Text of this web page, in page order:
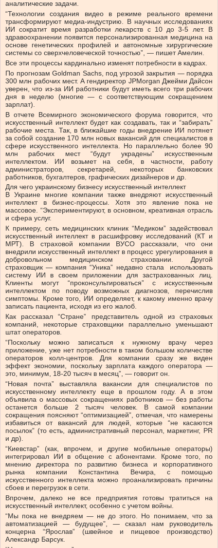
аналитические задачи.
“Технологии создания видео в режиме реального времени
трансформируют медиа-индустрию. В научных исследованиях
ИИ сократит время разработки лекарств с 10 до 3-5 лет. В
здравоохранении появится персонализированная медицина на
основе генетических профилей и автономные хирургические
системы со сверхчеловеческой точностью”, — пишет Амелин.
Все эти процессы кардинально изменят потребности в кадрах.
По прогнозам Goldman Sachs, под угрозой закрытия — порядка
300 млн рабочих мест. А гендиректор JPMorgan Джейми Дайсон
уверен, что из-за ИИ работники будут иметь всего три рабочих
дня в неделю (многие — с соответствующим сокращением
зарплат).
В отчете Всемирного экономического форума говорится, что
искусственный интеллект будет как создавать, так и “забирать”
рабочие места. Так, в ближайшие годы внедрение ИИ потянет
за собой создание 170 млн новых вакансий для специалистов в
сфере искусственного интеллекта. Но параллельно более 90
млн рабочих мест “будут украдены” искусственным
интеллектом. ИИ возьмет на себя, в частности, работу
администраторов, секретарей, некоторых банковских
работников, бухгалтеров, графических дизайнеров и др.
Для чего украинскому бизнесу искусственный интеллект
В Украине многие компании также внедряют искусственный
интеллект в бизнес-процессы. Хотя это явление пока не
массовое. “Экспериментируют, в основном, креативная отрасль
и сфера услуг.
К примеру, сеть медицинских клиник “Медиком” задействовал
искусственный интеллект в расшифровку исследований (КТ и
МРТ). В страховой компании ВУСО рассказали, что они
внедрили искусственный интеллект в процесс урегулирования в
добровольном медицинском страховании. Другой
страховщик — компания “Уника” недавно стала использовать
систему ИИ в своем приложении для застрахованных лиц.
Клиенты могут “проконсультироваться” с искусственным
интеллектом по поводу возможных диагнозов, перечислив
симптомы. Кроме того, ИИ определяет, к какому именно врачу
записать пациента, исходя из его жалоб.
Как рассказал “Стране” представитель одной из страховых
компаний, некоторые страховщики параллельно уменьшают
штат операторов.
“Поскольку можно записаться к нужному врачу через
приложение, уже нет потребности в таком большом количестве
операторов колл-центров. Для компании сразу же виден
эффект экономии, поскольку зарплата каждого оператора —
это, минимум, 18-20 тысяч в месяц”, — говорит он.
“Новая почта” выставляла вакансии для специалистов по
искусственному интеллекту еще в прошлом году. А в этом
объявила о массовых сокращениях работников — без работы
останется больше 2 тысяч человек. В самой компании
сокращения поясняют “оптимизацией”, отмечая, что намерены
избавиться от вакансий для людей, которые “не касаются
посылок” (то есть, административный персонал, маркетинг, PR
и др).
“Киевстар” (как, впрочем, и другие мобильные операторы)
интегрировал ИИ в общение с абонентами. Кроме того, по
мнению директора по развитию бизнеса и корпоративного
рынка компании Константина Вечира, с помощью
искусственного интеллекта можно проанализировать причины
сбоев и перегрузок в сети.
Впрочем, далеко не все предприятия готовы тратиться на
искусственный интеллект, особенно с учетом войны.
“Мы пока не внедряем — не до этого. Но понимаем, что за
автоматизацией — будущее”, — сказал нам руководитель
концерна “Ярослав” (швейное и пищевое производство)
Александр Барсук.